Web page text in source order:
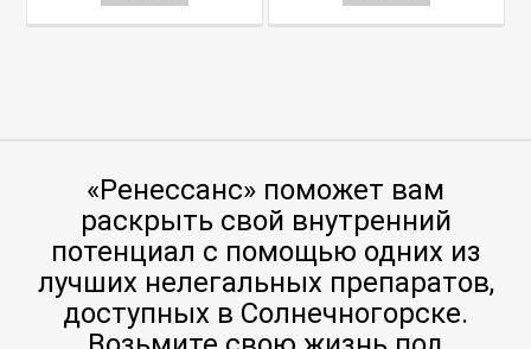
«Ренессанс» поможет вам
раскрыть свой внутренний
потенциал с помощью одних из
лучших нелегальных препаратов,
доступных в Солнечногорске.